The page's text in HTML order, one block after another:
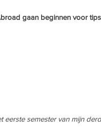
gaan beginnen voor
semester van mijn